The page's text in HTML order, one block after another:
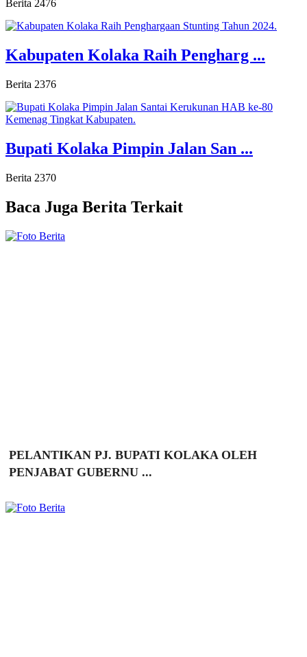
Berita 2476
Kabupaten Kolaka Raih Pengharg ...
Berita 2376
Bupati Kolaka Pimpin Jalan San ...
Berita 2370
Baca Juga Berita Terkait
PELANTIKAN PJ. BUPATI KOLAKA OLEH
PENJABAT GUBERNU ...